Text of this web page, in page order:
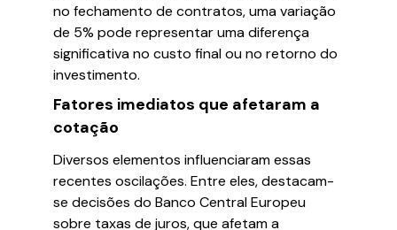
no fechamento de contratos, uma variação
de 5% pode representar uma diferença
significativa no custo final ou no retorno do
investimento.
Fatores imediatos que afetaram a
cotação
Diversos elementos influenciaram essas
recentes oscilações. Entre eles, destacam-
se decisões do Banco Central Europeu
sobre taxas de juros, que afetam a